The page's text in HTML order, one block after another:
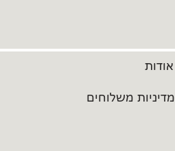
אודות
מדיניות משלוחים